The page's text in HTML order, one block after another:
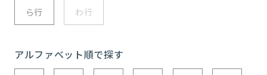
ら行 わ行
アルファベット順で探す